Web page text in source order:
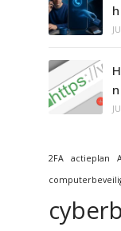
2FA actieplan